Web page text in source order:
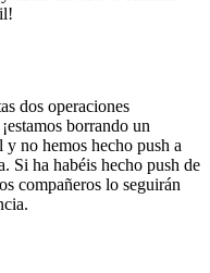
dos operaciones
borrando un
no hemos hecho push a
Si ha habéis hecho push de
compañeros lo seguirán